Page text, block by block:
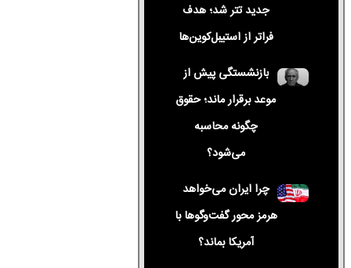
جدید تتر شد؛ هدف
فراتر از استیبل‌کوین‌ها
بازنشستگی پیش از
موعد برقرار ماند؛ حقوق
چگونه محاسبه
می‌شود؟
چرا ایران می‌خواهد
هرمز محور گفت‌وگوها با
آمریکا بماند؟